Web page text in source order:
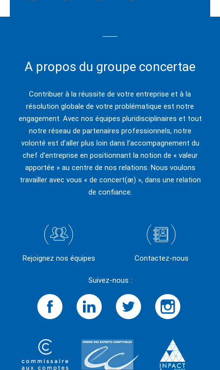
A propos du groupe concertae
Contribuer à la réussite de votre entreprise et à la
résolution globale de votre problématique est notre
engagement. Avec nos équipes pluridisciplinaires et tout
notre réseau de partenaires professionnels, notre
volonté est d’aller plus loin dans l’accompagnement du
chef d’entreprise en positionnant la notion de « valeur
apportée » au centre de nos relations. Nous voulons
travailler avec vous « de concert(æ) », dans une relation
de confiance.
Suivez-nous :
Rejoignez nos équipes Contactez-nous